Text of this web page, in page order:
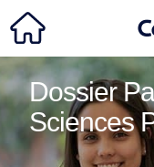
Dossier
Sciences